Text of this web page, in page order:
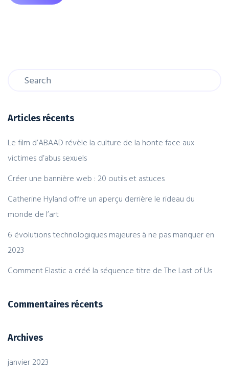
Articles récents
Le film d’ABAAD révèle la culture de la honte face aux
victimes d’abus sexuels
Créer une bannière web : 20 outils et astuces
Catherine Hyland offre un aperçu derrière le rideau du
monde de l’art
6 évolutions technologiques majeures à ne pas manquer en
2023
Comment Elastic a créé la séquence titre de The Last of Us
Commentaires récents
Archives
janvier 2023